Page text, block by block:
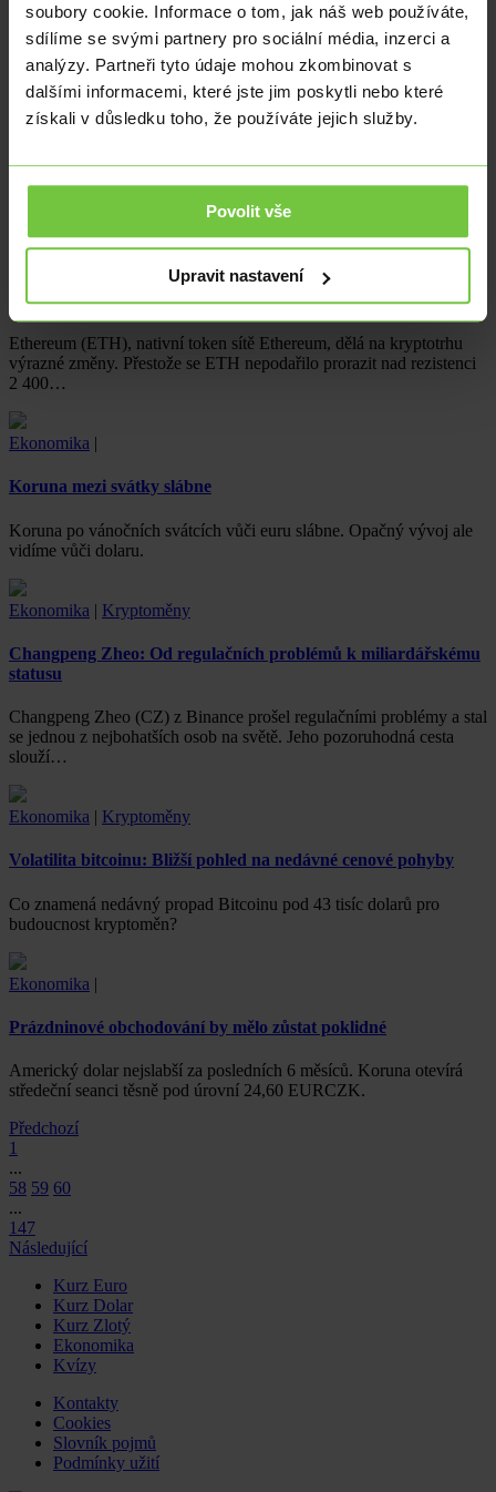
soubory cookie. Informace o tom, jak náš web používáte,
sdílíme se svými partnery pro sociální média, inzerci a
analýzy. Partneři tyto údaje mohou zkombinovat s
dalšími informacemi, které jste jim poskytli nebo které
získali v důsledku toho, že používáte jejich služby.
Povolit vše
Upravit nastavení
Ekonomika Kryptoměny
Rozhodnutí soudu USA: Co to znamená pro Terraform Labs
a Do Kwona?
Ekonomika|Kryptoměny
3 důvody, proč cena Etherea (ETH) tento týden téměř
prolomila hranici 2,5 tisíce dolarů
Ethereum (ETH), nativní token sítě Ethereum, dělá na kryptotrhu
výrazné změny. Přestože se ETH nepodařilo prorazit nad rezistenci
2 400…
Ekonomika |
Koruna mezi svátky slábne
Koruna po vánočních svátcích vůči euru slábne. Opačný vývoj ale
vidíme vůči dolaru.
Ekonomika | Kryptoměny
Changpeng Zheo: Od regulačních problémů k miliardářskému
statusu
Changpeng Zheo (CZ) z Binance prošel regulačními problémy a stal
se jednou z nejbohatších osob na světě. Jeho pozoruhodná cesta
slouží…
Ekonomika | Kryptoměny
Volatilita bitcoinu: Bližší pohled na nedávné cenové pohyby
Co znamená nedávný propad Bitcoinu pod 43 tisíc dolarů pro
budoucnost kryptoměn?
Ekonomika |
Prázdninové obchodování by mělo zůstat poklidné
Americký dolar nejslabší za posledních 6 měsíců. Koruna otevírá
středeční seanci těsně pod úrovní 24,60 EURCZK.
Předchozí
1
...
58 59 60
...
147
Následující
Kurz Euro
Kurz Dolar
Kurz Zlotý
Ekonomika
Kvízy
Kontakty
Cookies
Slovník pojmů
Podmínky užití